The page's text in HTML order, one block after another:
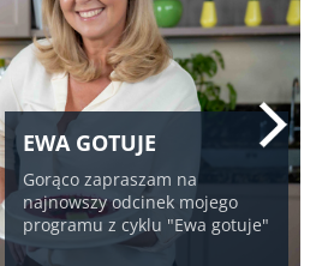
EWA GOTUJE
Gorąco zapraszam na
najnowszy odcinek mojego
programu z cyklu "Ewa gotuje"